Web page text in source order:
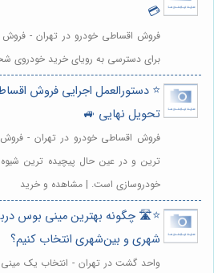
💳
فروش اقساطی خودرو در تهران - فروش
برای دسترسی به رویای خرید
⭐️ دستورالعمل اجرایی فروش
تحویل نهایی 🚙
فروش اقساطی خودرو در تهران -
ترین و در عین حال پیچیده ترین
خودروسازی است. | مشاهده و خرید
⭐️🛣️ چگونه بهترین مینی بوس
شهری و بین‌شهری انتخاب کنیم؟
واحد گشت در تهران - انتخاب یک